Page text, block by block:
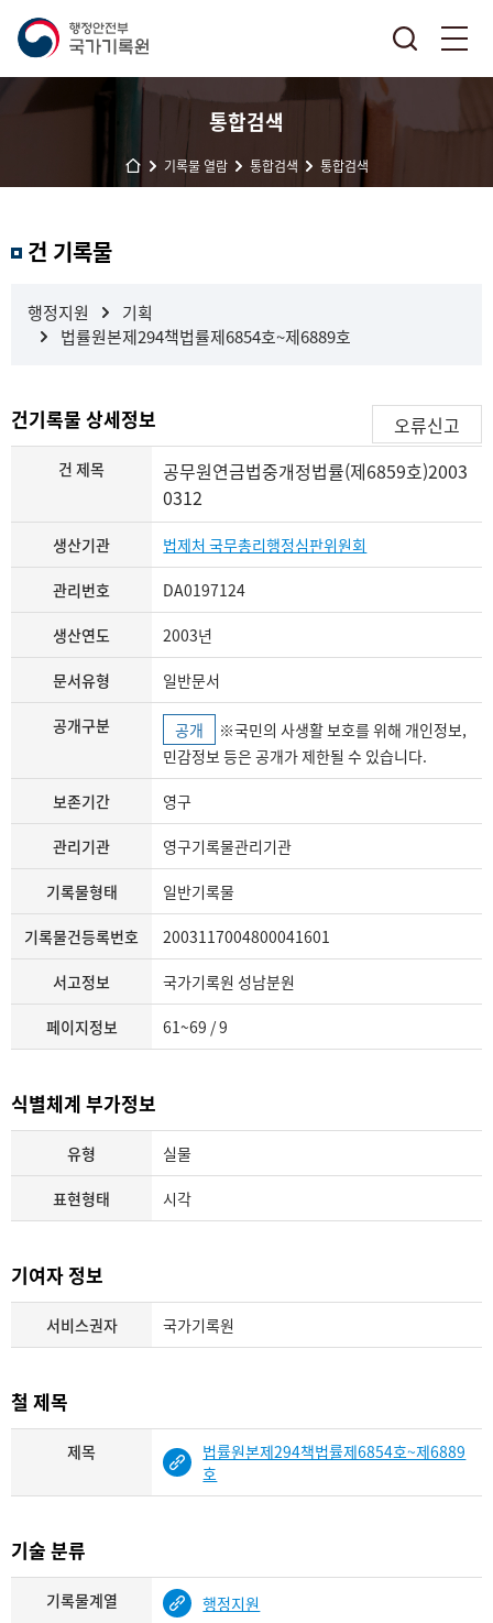
통합검색
기록물 열람 통합검색 통합검색
과 건 기록물
행정지원
기획
법률원본제294책법률제6854호~제6889호
건기록물 상세정보 오류신고
건 제목
공무원연금법중개정법률(제6859호)2003
0312
생산기관 법제처 국무총리행정심판위원회
관리번호 DA0197124
생산연도 2003년
문서유형 일반문서
공개구분 공개
민감정보 등은 공개가 제한될 수 있습니다.
보존기간 영구
관리기관 영구기록물관리기관
기록물형태 일반기록물
기록물건등록번호 2003117004800041601
서고정보 국가기록원 성남분원
페이지정보 61~69 / 9
식별체계 부가정보
유형 실물
표현형태 시각
기여자 정보
서비스권자 국가기록원
철 제목
제목
법률원본제294책법률제6854호~제6889
호
기술 분류
기록물계열 행정지원